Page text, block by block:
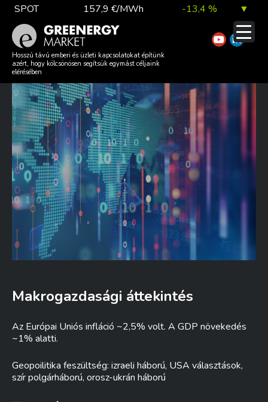
Skip
content
SPOT 157,9 €/MWh -13,4 % ▼
TTF DA 56,1 €/MWh 7,0 % ▲
EUA 81,9 €/t 1,0 %
DAX index 26 140,13 0,1 % ▲
EUR árfolyam 363,03 Ft 0,2 %
Hosszú távú emberi és üzleti kapcsolatokat építünk
azért, hogy kölcsönösen segítsük egymást céljaink
elérésében
2024 ENERGIAPIACI
ÖSSZEFOGLALÓ
Makrogazdasági áttekintés
Az Európai Uniós infláció ~2,5% volt. A GDP növekedés
~1% alatti.
Geopoilitika feszültség: izraeli háború, USA választások,
szír polgárháború, orosz-ukrán háború